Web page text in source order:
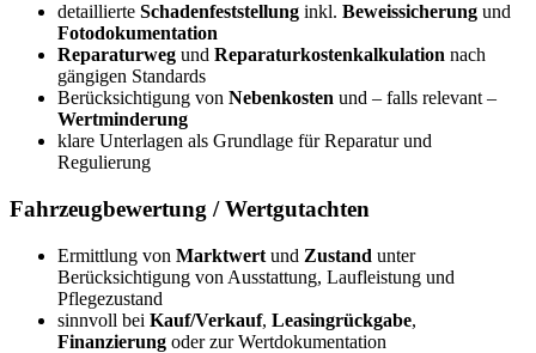
detaillierte Schadenfeststellung inkl. Beweissicherung und
Fotodokumentation
Reparaturweg und Reparaturkostenkalkulation nach
gängigen Standards
Berücksichtigung von Nebenkosten und – falls relevant –
Wertminderung
klare Unterlagen als Grundlage für Reparatur und
Regulierung
Fahrzeugbewertung / Wertgutachten
Ermittlung von Marktwert und Zustand unter
Berücksichtigung von Ausstattung, Laufleistung und
Pflegezustand
sinnvoll bei Kauf/Verkauf, Leasingrückgabe,
Finanzierung oder zur Wertdokumentation